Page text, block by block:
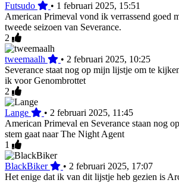
Futsudo • 1 februari 2025, 15:51
American Primeval vond ik verrassend goed
tweede seizoen van Severance.
2
tweemaalh • 2 februari 2025, 10:25
Severance staat nog op mijn lijstje om te
ik voor Genombrottet
2
Lange • 2 februari 2025, 11:45
American Primeval en Severance staan nog
stem gaat naar The Night Agent
1
BlackBiker • 2 februari 2025, 17:07
Het enige dat ik van dit lijstje heb gezien is